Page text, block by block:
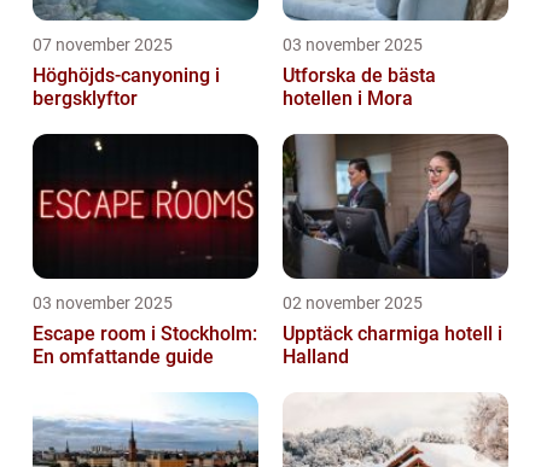
07 november 2025
Höghöjds-canyoning i
bergsklyftor
03 november 2025
Utforska de bästa
hotellen i Mora
03 november 2025
Escape room i Stockholm:
En omfattande guide
02 november 2025
Upptäck charmiga hotell i
Halland